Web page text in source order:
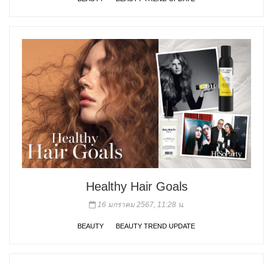
Healthy Hair Goals
16 มกราคม 2567, 11:28 น.
BEAUTY BEAUTY TREND UPDATE